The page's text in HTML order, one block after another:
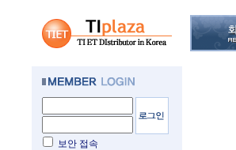
보안 접속